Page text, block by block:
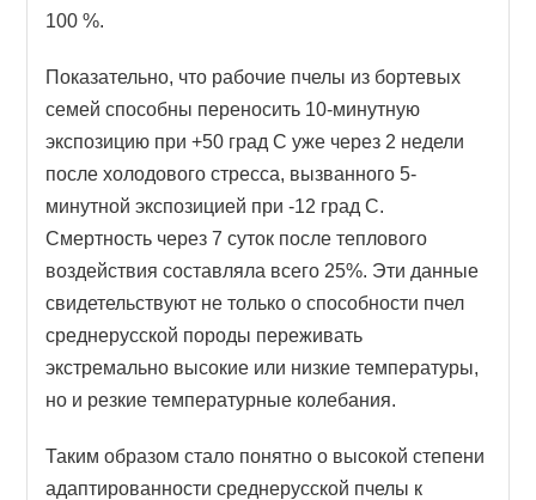
100 %.
Показательно, что рабочие пчелы из бортевых
семей способны переносить 10-минутную
экспозицию при +50 град С уже через 2 недели
после холодового стресса, вызванного 5-
минутной экспозицией при -12 град С.
Смертность через 7 суток после теплового
воздействия составляла всего 25%. Эти данные
свидетельствуют не только о способности пчел
среднерусской породы переживать
экстремально высокие или низкие температуры,
но и резкие температурные колебания.
Таким образом стало понятно о высокой степени
адаптированности среднерусской пчелы к